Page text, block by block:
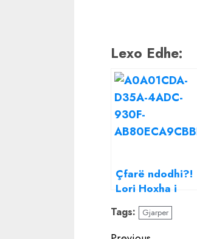
Lexo Edhe:
Çfarë ndodhi?!
Lori Hoxha i
kthehet keq
Donaldit:
Gjarpër, tradhtar
Tags: Gjarper